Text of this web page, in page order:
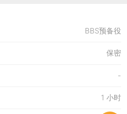
BBS预备役
保密
-
1 小时